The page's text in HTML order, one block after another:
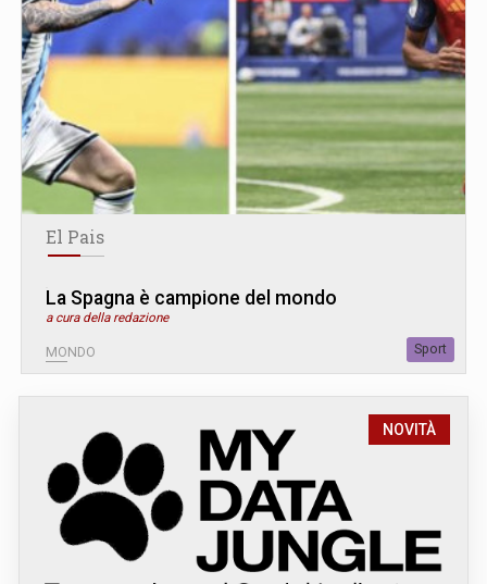
El Pais
La Spagna è campione del mondo
a cura della redazione
MONDO Sport
NOVITÀ